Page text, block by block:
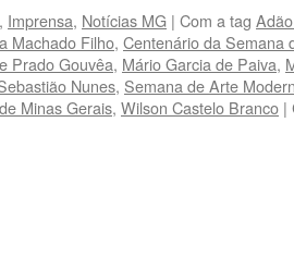
, Imprensa, Notícias MG | Com a tag
Machado Filho, Centenário da Semana
Prado Gouvêa, Mário Garcia de Paiva,
Nunes, Semana de Arte
Minas Gerais, Wilson Castelo Branco |